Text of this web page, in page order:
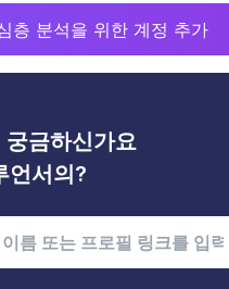
층 분석을 위한 계정 추가
금하신가요
언서의?